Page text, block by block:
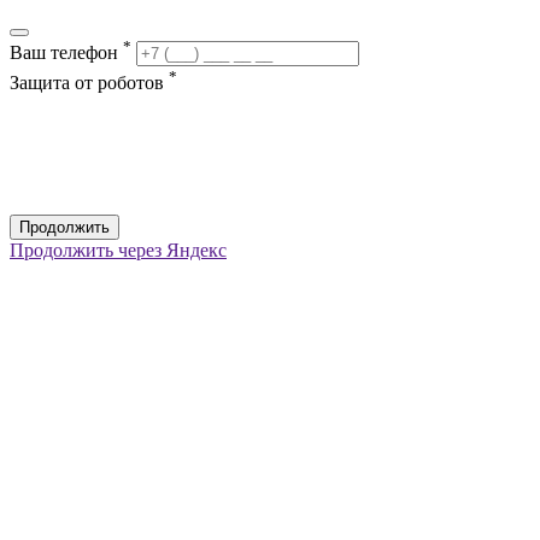
Ваш телефон *
Защита от роботов *
Продолжить
Продолжить через Яндекс